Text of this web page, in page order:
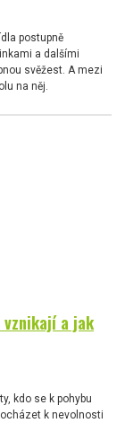
postupně
a dalšími
svěžest. A mezi
na něj.
a jak
kdo se k pohybu
k nevolnosti